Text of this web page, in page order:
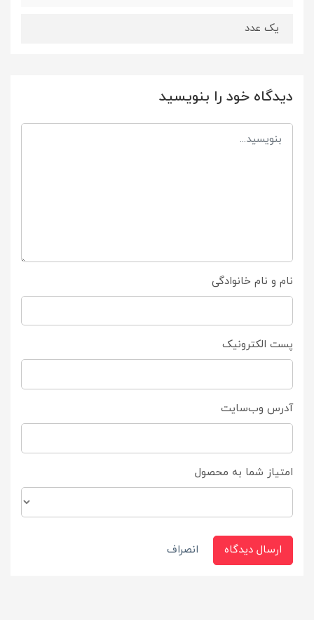
یک عدد
دیدگاه خود را بنویسید
نام و نام خانوادگی
پست الکترونیک
آدرس وب‌سایت
امتیاز شما به محصول
ارسال دیدگاه انصراف